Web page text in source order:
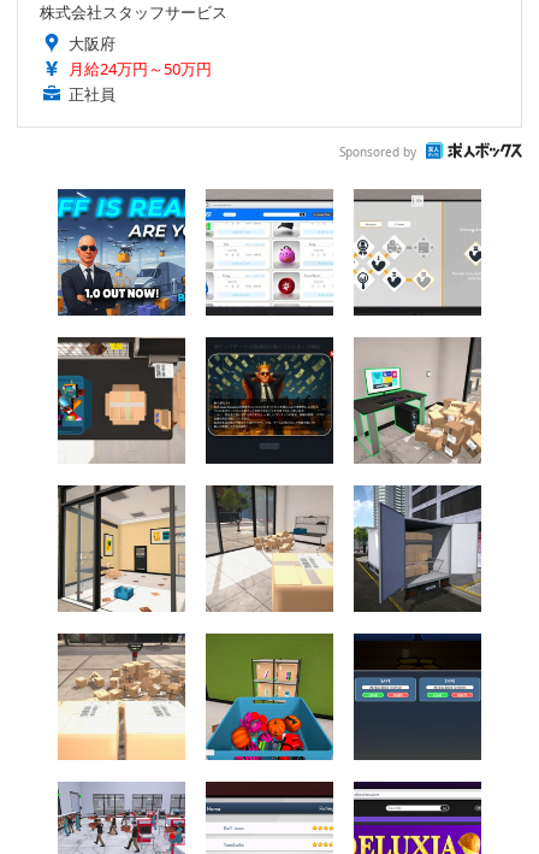
株式会社スタッフサービス
大阪府
月給24万円～50万円
正社員
Sponsored by